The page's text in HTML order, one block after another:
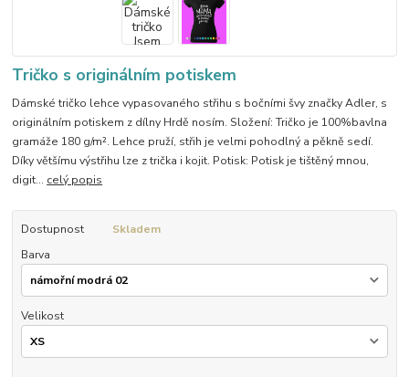
Tričko s originálním potiskem
Dámské tričko lehce vypasovaného střihu s bočními švy značky Adler, s
originálním potiskem z dílny Hrdě nosím. Složení: Tričko je 100%bavlna
gramáže 180 g/m². Lehce pruží, střih je velmi pohodlný a pěkně sedí.
Díky většímu výstřihu lze z trička i kojit. Potisk: Potisk je tištěný mnou,
digit... celý popis
Dostupnost
Skladem
Barva
Velikost